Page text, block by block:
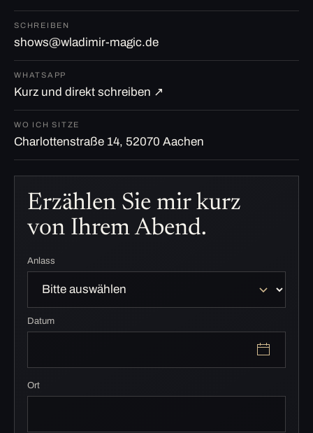
SCHREIBEN
shows@wladimir-magic.de
WHATSAPP
Kurz und direkt schreiben ↗
WO ICH SITZE
Charlottenstraße 14, 52070 Aachen
Erzählen Sie mir kurz
von Ihrem Abend.
Anlass
Datum
Ort